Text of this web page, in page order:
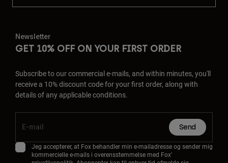
Newsletter
GET 10% OFF ON YOUR FIRST ORDER
Subscribe to our commercial e-mails, and within minutes, you'll
receive a 10% discount code for your first order, along with
details of any applicable conditions.
Send
Jeg accepterer, at Fox behandler min e-mailadresse og sender mig
kommercielle e-mails i overensstemmelse med Fox'